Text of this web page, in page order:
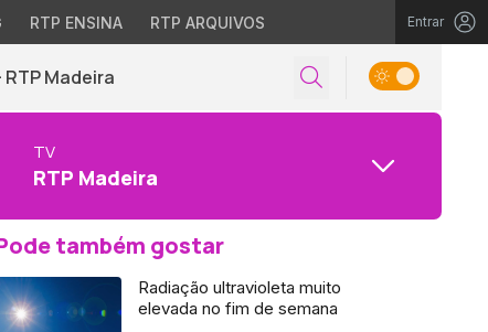
RTP ENSINA RTP ARQUIVOS Entrar
RTP Madeira
TV
RTP Madeira
também gostar
Radiação ultravioleta muito
elevada no fim de semana